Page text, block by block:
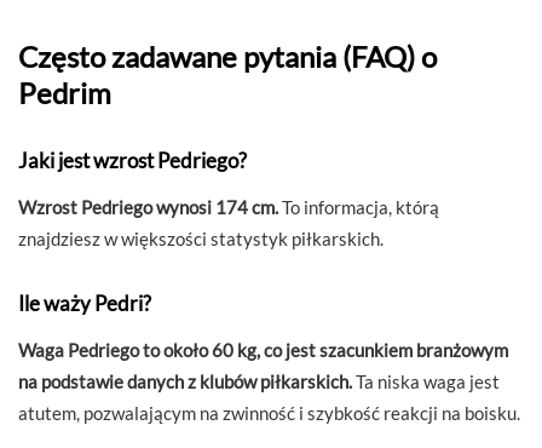
Często zadawane pytania (FAQ) o
Pedrim
Jaki jest wzrost Pedriego?
Wzrost Pedriego wynosi 174 cm.To informacja, którą
znajdziesz w większości statystyk piłkarskich.
Ile waży Pedri?
Waga Pedriego to około 60 kg, co jest szacunkiem branżowym
na podstawie danych z klubów piłkarskich.Ta niska waga jest
atutem, pozwalającym na zwinność i szybkość reakcji na boisku.